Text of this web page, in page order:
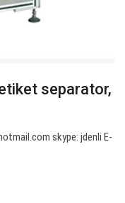
separator,
skype: jdenli E-